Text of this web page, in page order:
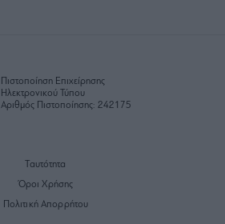
Πιστοποίηση Επιχείρησης
Ηλεκτρονικού Τύπου
Αριθμός Πιστοποίησης: 242175
Ταυτότητα
Όροι Χρήσης
Πολιτική Απορρήτου